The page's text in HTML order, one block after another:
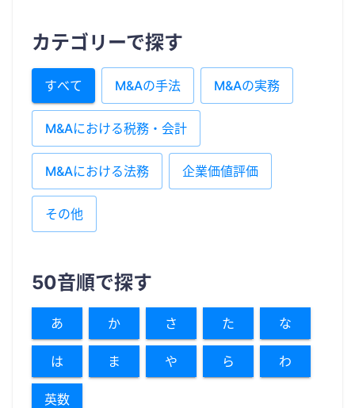
カテゴリーで探す
すべて M&Aの手法 M&Aの実務
M&Aにおける税務・会計
M&Aにおける法務 企業価値評価
その他
50音順で探す
あ か さ た な
は ま や ら わ
英数